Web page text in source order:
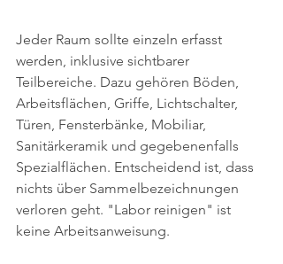
Jeder Raum sollte einzeln erfasst
werden, inklusive sichtbarer
Teilbereiche. Dazu gehören Böden,
Arbeitsflächen, Griffe, Lichtschalter,
Türen, Fensterbänke, Mobiliar,
Sanitärkeramik und gegebenenfalls
Spezialflächen. Entscheidend ist, dass
nichts über Sammelbezeichnungen
verloren geht. "Labor reinigen" ist
keine Arbeitsanweisung.